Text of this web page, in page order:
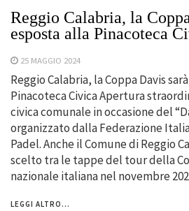
Reggio Calabria, la
esposta alla Pinacoteca
25 MAGGIO 2024
Reggio Calabria, la Coppa Davis
Pinacoteca Civica Apertura
civica comunale in occasione del
organizzato dalla Federazione
Padel. Anche il Comune di Reggio
scelto tra le tappe del tour della
nazionale italiana nel novembre
LEGGI ALTRO...